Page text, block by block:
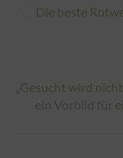
Die beste
„Gesucht wird
ein Vorbild für